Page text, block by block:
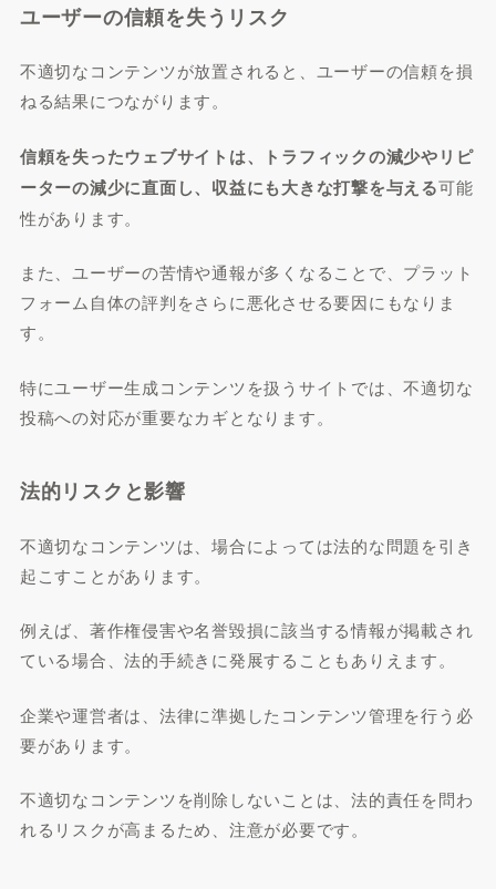
ユーザーの信頼を失うリスク
不適切なコンテンツが放置されると、ユーザーの信頼を損
ねる結果につながります。
信頼を失ったウェブサイトは、トラフィックの減少やリピ
ーターの減少に直面し、収益にも大きな打撃を与える可能
性があります。
また、ユーザーの苦情や通報が多くなることで、プラット
フォーム自体の評判をさらに悪化させる要因にもなりま
す。
特にユーザー生成コンテンツを扱うサイトでは、不適切な
投稿への対応が重要なカギとなります。
法的リスクと影響
不適切なコンテンツは、場合によっては法的な問題を引き
起こすことがあります。
例えば、著作権侵害や名誉毀損に該当する情報が掲載され
ている場合、法的手続きに発展することもありえます。
企業や運営者は、法律に準拠したコンテンツ管理を行う必
要があります。
不適切なコンテンツを削除しないことは、法的責任を問わ
れるリスクが高まるため、注意が必要です。